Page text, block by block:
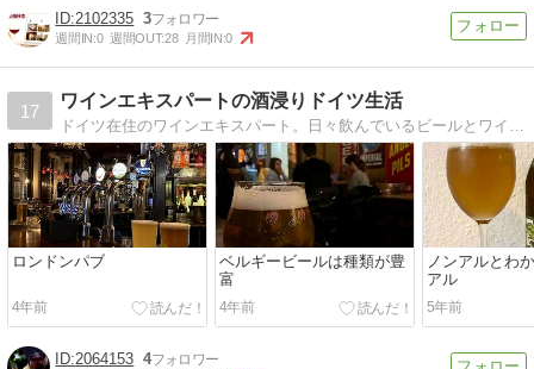
2102335 3
週間IN:0 週間OUT:28 月間IN:0
17
ワインエキスパートの酒浸りドイツ生活
ロンドンパブ
4年前
ベルギービールは種類が豊
富
4年前
ノンアルとわ
アル
5年前
2064153 4